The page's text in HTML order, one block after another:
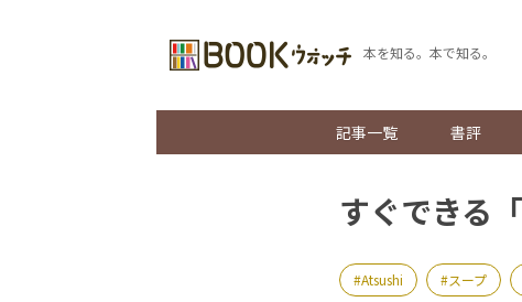
本を知る。本で知る。
記事一覧 書評
すぐできる
Atsushi スープ